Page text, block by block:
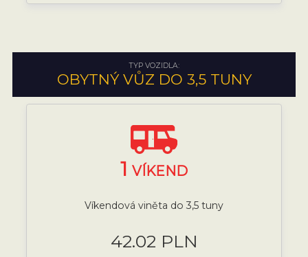
TYP VOZIDLA:
OBYTNÝ VŮZ DO 3,5 TUNY
1 VÍKEND
Víkendová viněta do 3,5 tuny
42.02 PLN